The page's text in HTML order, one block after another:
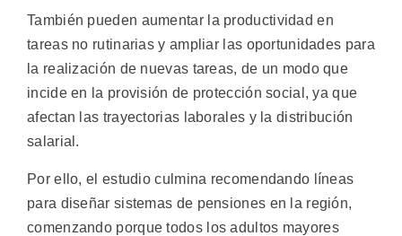
También pueden aumentar la productividad en
tareas no rutinarias y ampliar las oportunidades para
la realización de nuevas tareas, de un modo que
incide en la provisión de protección social, ya que
afectan las trayectorias laborales y la distribución
salarial.
Por ello, el estudio culmina recomendando líneas
para diseñar sistemas de pensiones en la región,
comenzando porque todos los adultos mayores